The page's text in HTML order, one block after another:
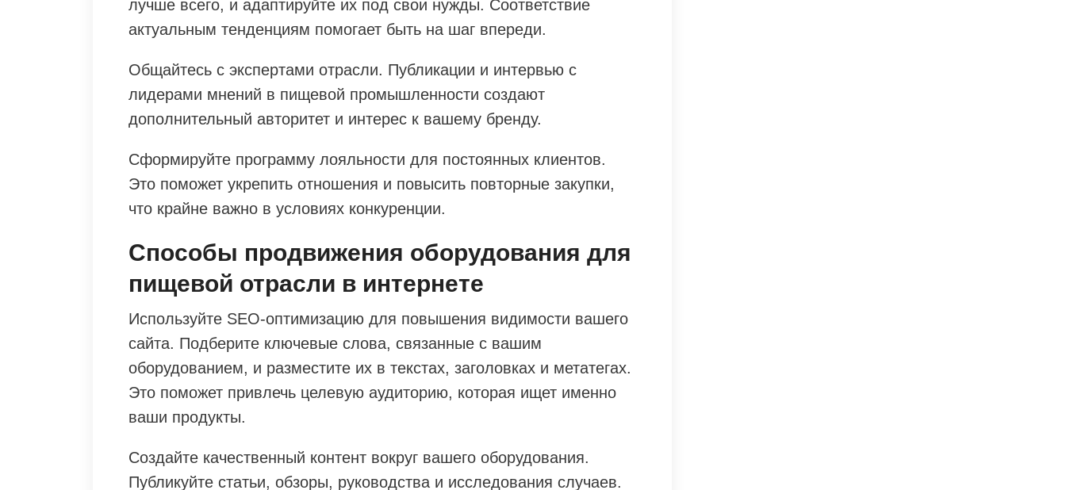
лучше всего, и адаптируйте их под свои нужды. Соответствие
актуальным тенденциям помогает быть на шаг впереди.
Общайтесь с экспертами отрасли. Публикации и интервью с
лидерами мнений в пищевой промышленности создают
дополнительный авторитет и интерес к вашему бренду.
Сформируйте программу лояльности для постоянных клиентов.
Это поможет укрепить отношения и повысить повторные закупки,
что крайне важно в условиях конкуренции.
Способы продвижения оборудования для
пищевой отрасли в интернете
Используйте SEO-оптимизацию для повышения видимости вашего
сайта. Подберите ключевые слова, связанные с вашим
оборудованием, и разместите их в текстах, заголовках и метатегах.
Это поможет привлечь целевую аудиторию, которая ищет именно
ваши продукты.
Создайте качественный контент вокруг вашего оборудования.
Публикуйте статьи, обзоры, руководства и исследования случаев.